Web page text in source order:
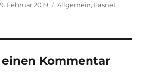
Veröffentlicht
9. Februar 2019 Kategorien
Allgemein, Fasnet
Kommentar